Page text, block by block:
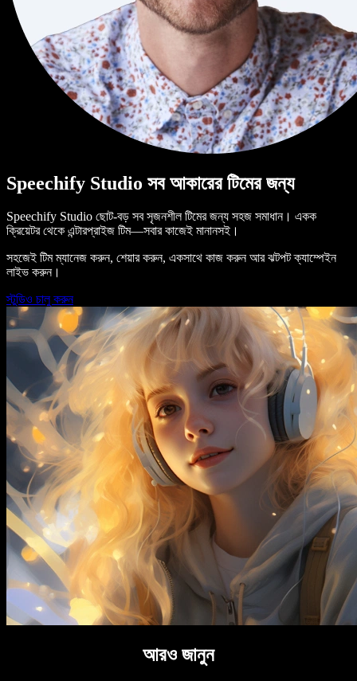
Speechify Studio সব আকারের টিমের জন্য
Speechify Studio ছোট-বড় সব সৃজনশীল টিমের জন্য সহজ সমাধান। একক
ক্রিয়েটর থেকে এন্টারপ্রাইজ টিম—সবার কাজেই মানানসই।
সহজেই টিম ম্যানেজ করুন, শেয়ার করুন, একসাথে কাজ করুন আর ঝটপট ক্যাম্পেইন
লাইভ করুন।
স্টুডিও চালু করুন
আরও জানুন